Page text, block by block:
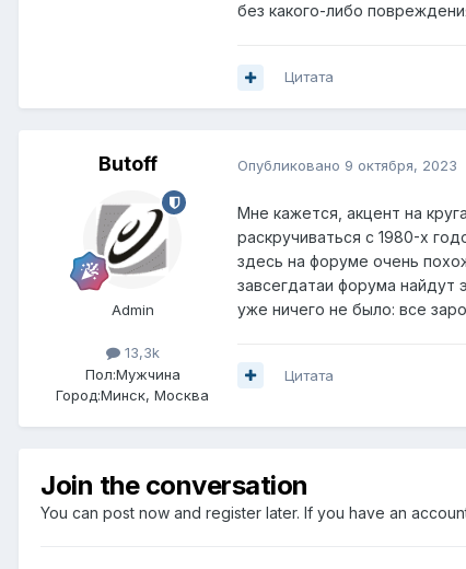
без какого-либо
Цитата
Butoff
Admin
13,3k
Пол:Мужчина
Город:Минск, Москва
Опубликовано 9 октября, 2023
Мне кажется, акцент на
раскручиваться с 1980-х
здесь на форуме очень
завсегдатаи форума найдут
уже ничего не было: все
Цитата
Join the conversation
You can post now and register later. If you have an